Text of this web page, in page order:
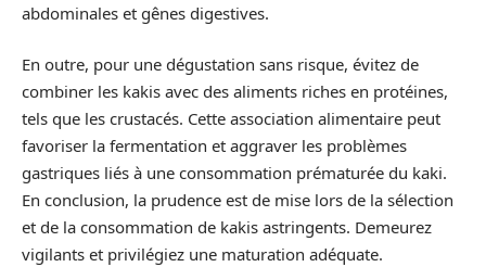
abdominales et gênes digestives.
En outre, pour une dégustation sans risque, évitez de
combiner les kakis avec des aliments riches en protéines,
tels que les crustacés. Cette association alimentaire peut
favoriser la fermentation et aggraver les problèmes
gastriques liés à une consommation prématurée du kaki.
En conclusion, la prudence est de mise lors de la sélection
et de la consommation de kakis astringents. Demeurez
vigilants et privilégiez une maturation adéquate.